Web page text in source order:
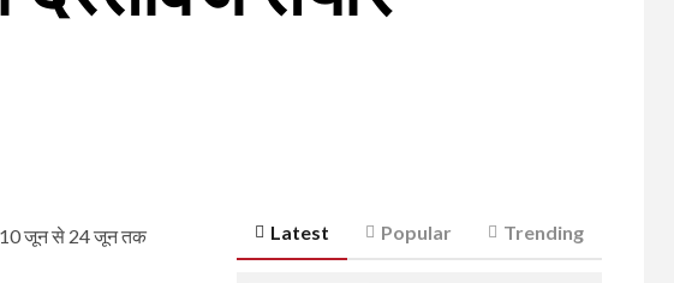
10 जून से 24 जून तक
Latest Popular Trending